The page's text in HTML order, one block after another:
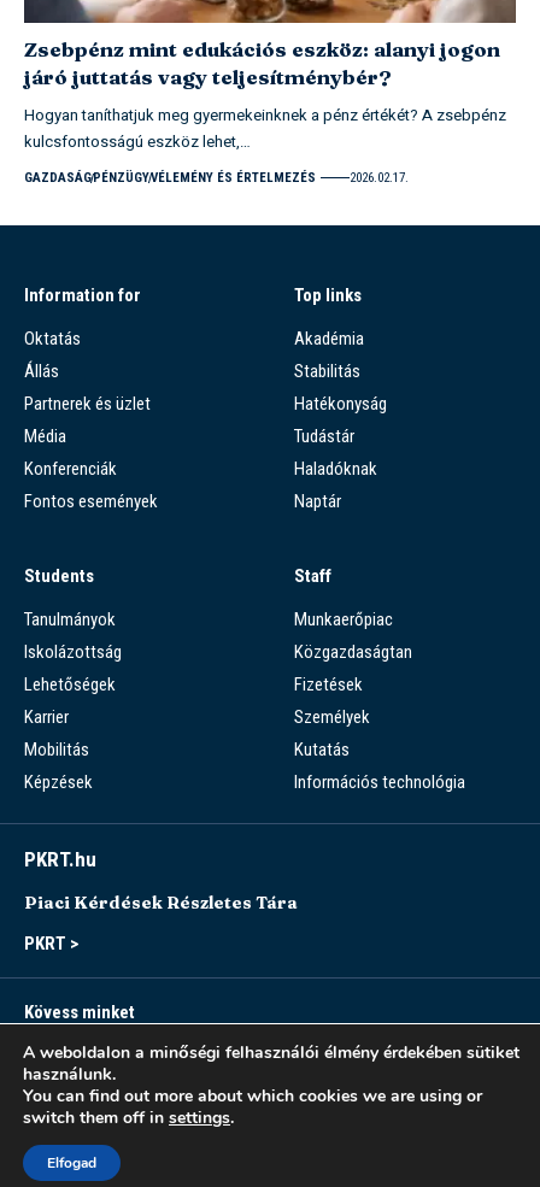
Zsebpénz mint edukációs eszköz: alanyi jogon
járó juttatás vagy teljesítménybér?
Hogyan taníthatjuk meg gyermekeinknek a pénz értékét? A zsebpénz
kulcsfontosságú eszköz lehet,…
GAZDASÁGPÉNZÜGYVÉLEMÉNY ÉS ÉRTELMEZÉS 2026.02.17.
Information for
Oktatás
Állás
Partnerek és üzlet
Média
Konferenciák
Fontos események
Top links
Akadémia
Stabilitás
Hatékonyság
Tudástár
Haladóknak
Naptár
Students
Tanulmányok
Iskolázottság
Lehetőségek
Karrier
Mobilitás
Képzések
Staff
Munkaerőpiac
Közgazdaságtan
Fizetések
Személyek
Kutatás
Információs technológia
PKRT.hu
Piaci Kérdések Részletes Tára
PKRT >
Kövess minket
SitemapAccessibility
A weboldalon a minőségi felhasználói élmény érdekében sütiket
használunk.
You can find out more about which cookies we are using or
switch them off in settings.
Elfogad